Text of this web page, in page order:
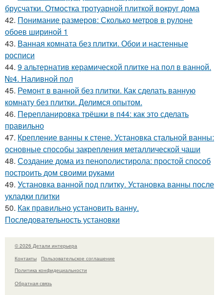
брусчатки. Отмостка тротуарной плиткой вокруг дома
42. Понимание размеров: Сколько метров в рулоне
обоев шириной 1
43. Ванная комната без плитки. Обои и настенные
росписи
44. 9 альтернатив керамической плитке на пол в ванной.
№4. Наливной пол
45. Ремонт в ванной без плитки. Как сделать ванную
комнату без плитки. Делимся опытом.
46. Перепланировка трёшки в п44: как это сделать
правильно
47. Крепление ванны к стене. Установка стальной ванны:
основные способы закрепления металлической чаши
48. Создание дома из пенополистирола: простой способ
построить дом своими руками
49. Установка ванной под плитку. Установка ванны после
укладки плитки
50. Как правильно установить ванну.
Последовательность установки
© 2026 Детали интерьера
Контакты
Пользовательское соглашение
Политика конфидециальности
Обратная связь